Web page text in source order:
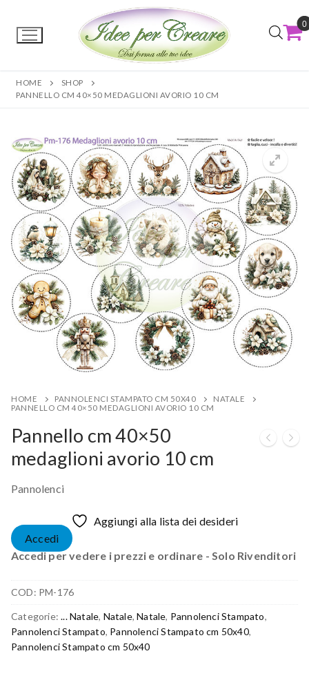
0
HOME
SHOP
PANNELLO CM 40×50 MEDAGLIONI AVORIO 10 CM
HOME PANNOLENCI STAMPATO CM 50X40
NATALE
PANNELLO CM 40×50 MEDAGLIONI AVORIO 10 CM
Pannello cm 40×50
medaglioni avorio 10 cm
Pannolenci
Aggiungi alla lista dei desideri
Accedi
Accedi per vedere i prezzi e ordinare - Solo Rivenditori
COD: PM-176
Categorie:... Natale, Natale,Natale, Pannolenci Stampato,
Pannolenci Stampato, Pannolenci Stampato cm 50x40,
Pannolenci Stampato cm 50x40